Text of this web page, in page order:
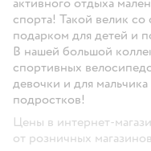
спорта! Такой велик
подарком для детей и
В нашей большой
спортивных
девочки и для
подростков!
Цены в интернет-
от розничных